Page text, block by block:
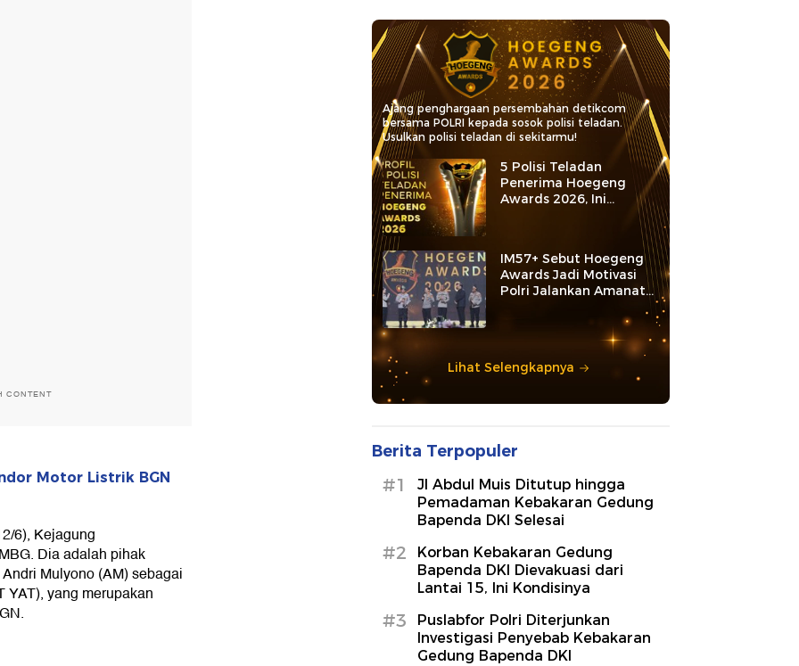
CONTENT
Motor Listrik BGN
6), Kejagung
Dia adalah pihak
Mulyono (AM) sebagai
YAT), yang merupakan
Ajang penghargaan persembahan detikcom
bersama POLRI kepada sosok polisi teladan.
Usulkan polisi teladan di sekitarmu!
5 Polisi Teladan
Penerima Hoegeng
Awards 2026, Ini
Kategori dan Kiprahnya
IM57+ Sebut Hoegeng
Awards Jadi Motivasi
Polri Jalankan Amanat
Lihat Selengkapnya
Berita Terpopuler
#1
Jl Abdul Muis Ditutup hingga
Pemadaman Kebakaran Gedung
Bapenda DKI Selesai
#2
Korban Kebakaran Gedung
Bapenda DKI Dievakuasi dari
Lantai 15, Ini Kondisinya
#3
Puslabfor Polri Diterjunkan
Investigasi Penyebab Kebakaran
Gedung Bapenda DKI